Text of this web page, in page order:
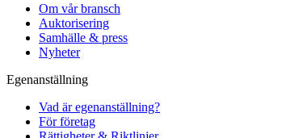
Om vår bransch
Auktorisering
Samhälle & press
Nyheter
Egenanställning
Vad är egenanställning?
För företag